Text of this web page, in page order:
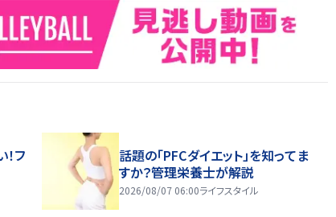
フ
話題の「PFCダイエット」を知ってま
すか？管理栄養士が解説
2026/08/07 06:00ライフスタイル